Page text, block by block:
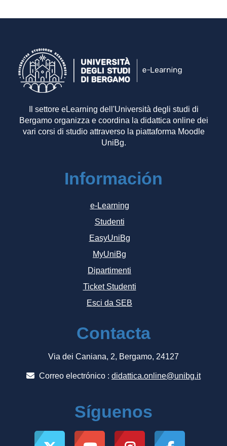
Il settore eLearning dell'Università degli studi di
Bergamo organizza e coordina la didattica online dei
vari corsi di studio attraverso la piattaforma Moodle
UniBg.
Información
e-Learning
Studenti
EasyUniBg
MyUniBg
Dipartimenti
Ticket Studenti
Esci da SEB
Contacta
Via dei Caniana, 2, Bergamo, 24127
Correo electrónico : didattica.online@unibg.it
Síguenos